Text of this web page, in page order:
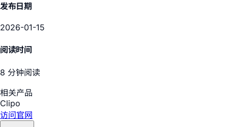
发布日期
2026-01-15
阅读时间
8 分钟阅读
相关产品
Clipo
访问官网